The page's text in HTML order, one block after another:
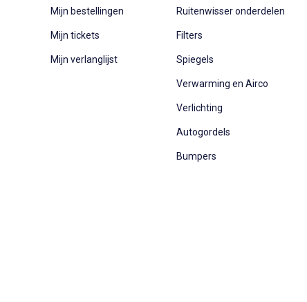
Mijn bestellingen
Mijn tickets
Mijn verlanglijst
Ruitenwisser onderdelen
Filters
Spiegels
Verwarming en Airco
Verlichting
Autogordels
Bumpers